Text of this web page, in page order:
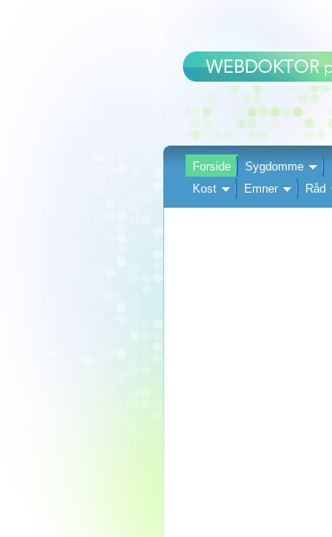
Forside Sygdomme
Kost
Emner Råd